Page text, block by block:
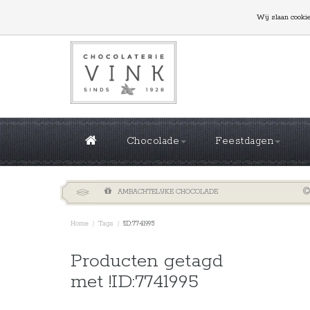
GROTE OPLAGES NODIG? NEEM CONTACT MET
Chocolade Feestdagen
AMBACHTELIJKE CHOCOLADE
Home / Tags / !ID:7741995
Producten getagd
met !ID:7741995
Wij slaan